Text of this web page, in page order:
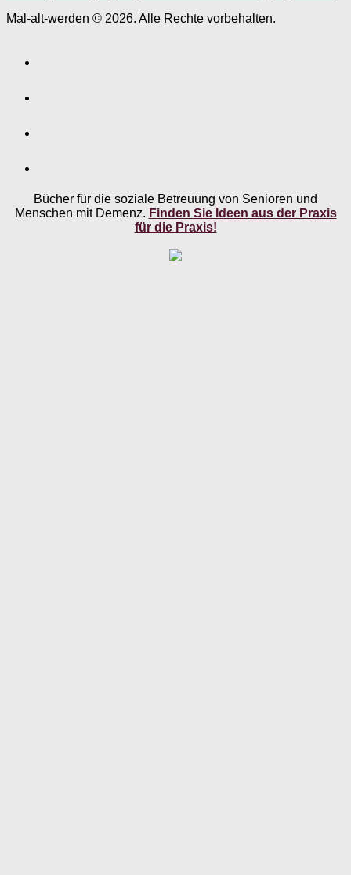
Mal-alt-werden © 2026. Alle Rechte vorbehalten.
Bücher für die soziale Betreuung von Senioren und
Menschen mit Demenz. Finden Sie Ideen aus der Praxis
für die Praxis!